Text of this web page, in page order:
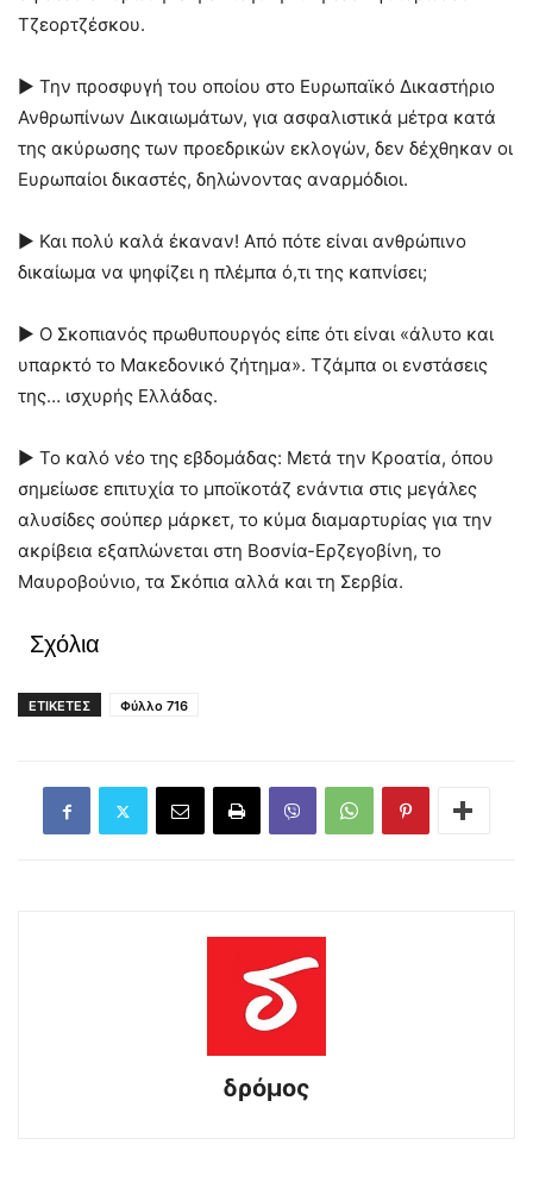
Τζεορτζέσκου.
► Την προσφυγή του οποίου στο Ευρωπαϊκό Δικαστήριο
Ανθρωπίνων Δικαιωμάτων, για ασφαλιστικά μέτρα κατά
της ακύρωσης των προεδρικών εκλογών, δεν δέχθηκαν οι
Ευρωπαίοι δικαστές, δηλώνοντας αναρμόδιοι.
► Και πολύ καλά έκαναν! Από πότε είναι ανθρώπινο
δικαίωμα να ψηφίζει η πλέμπα ό,τι της καπνίσει;
► Ο Σκοπιανός πρωθυπουργός είπε ότι είναι «άλυτο και
υπαρκτό το Μακεδονικό ζήτημα». Τζάμπα οι ενστάσεις
της… ισχυρής Ελλάδας.
► Το καλό νέο της εβδομάδας: Μετά την Κροατία, όπου
σημείωσε επιτυχία το μποϊκοτάζ ενάντια στις μεγάλες
αλυσίδες σούπερ μάρκετ, το κύμα διαμαρτυρίας για την
ακρίβεια εξαπλώνεται στη Βοσνία-Ερζεγοβίνη, το
Μαυροβούνιο, τα Σκόπια αλλά και τη Σερβία.
Σχόλια
ΕΤΙΚΕΤΕΣ Φύλλο 716
δρόμος